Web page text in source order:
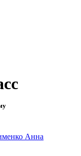
Анна